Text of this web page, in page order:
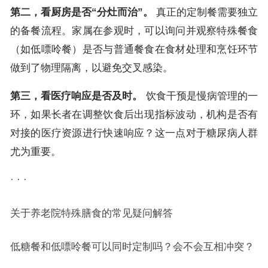
第二，看厨房是否“分灶而治”。
真正的定制餐需要独立
的备餐流程。家属在参观时，可以询问并观察特殊餐食
（如低嘌呤餐）是否与普通餐食在食材处理和烹饪环节
做到了物理隔离，以避免交叉感染。
第三，看医疗响应是否及时。
饮食干预是慢病管理的一
环，如果长者在调整饮食后出现指标波动，机构是否有
对接的医疗资源进行快速响应？这一点对于糖尿病人群
尤为重要。
· · ·
关于养老院特殊膳食的常见疑问解答
低糖餐和低嘌呤餐可以同时定制吗？会不会互相冲突？